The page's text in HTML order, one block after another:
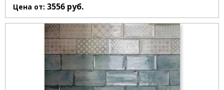
Цена от: 3556 руб.